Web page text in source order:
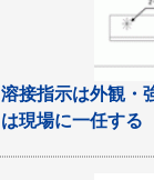
溶接指示は外観・
は現場に一任する